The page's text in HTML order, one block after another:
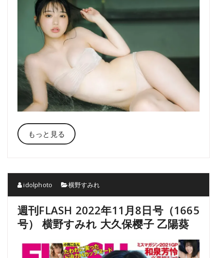
もっと見る
idolphoto 横野すみれ
週刊FLASH 2022年11月8日号（1665
号） 横野すみれ 大久保樱子 乙陽葵